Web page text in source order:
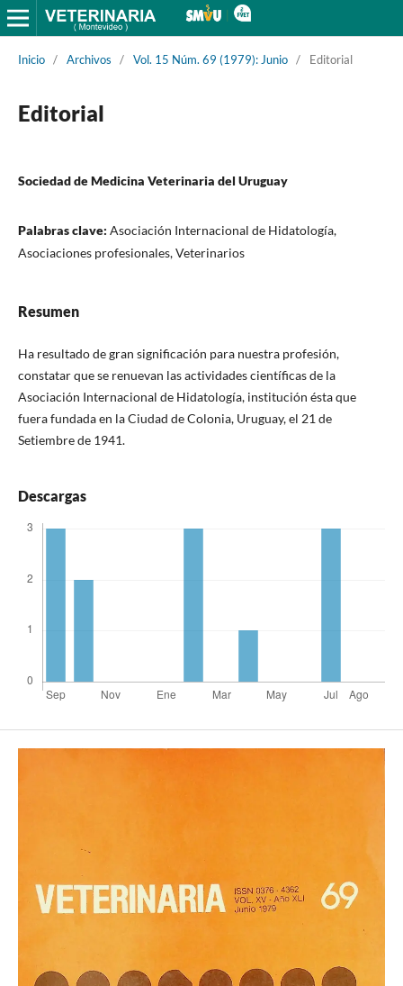
Inicio / Archivos / Vol. 15 Núm. 69 (1979): Junio / Editorial
Editorial
Sociedad de Medicina Veterinaria del Uruguay
Palabras clave: Asociación Internacional de Hidatología,
Asociaciones profesionales, Veterinarios
Resumen
Ha resultado de gran significación para nuestra profesión,
constatar que se renuevan las actividades científicas de la
Asociación Internacional de Hidatología, institución ésta que
fuera fundada en la Ciudad de Colonia, Uruguay, el 21 de
Setiembre de 1941.
Descargas